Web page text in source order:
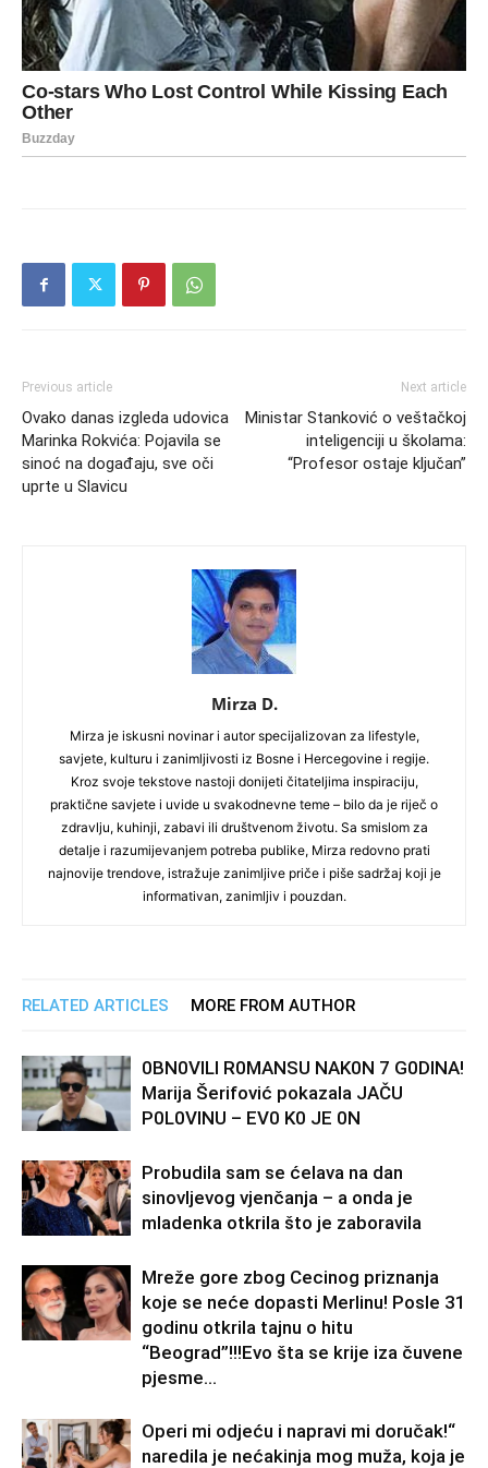
Previous article
Ovako danas izgleda udovica
Marinka Rokvića: Pojavila se
sinoć na događaju, sve oči
uprte u Slavicu
Next article
Ministar Stanković o veštačkoj
inteligenciji u školama:
“Profesor ostaje ključan”
Mirza D.
Mirza je iskusni novinar i autor specijalizovan za lifestyle,
savjete, kulturu i zanimljivosti iz Bosne i Hercegovine i regije.
Kroz svoje tekstove nastoji donijeti čitateljima inspiraciju,
praktične savjete i uvide u svakodnevne teme – bilo da je riječ o
zdravlju, kuhinji, zabavi ili društvenom životu. Sa smislom za
detalje i razumijevanjem potreba publike, Mirza redovno prati
najnovije trendove, istražuje zanimljive priče i piše sadržaj koji je
informativan, zanimljiv i pouzdan.
RELATED ARTICLES MORE FROM AUTHOR
0BN0VlLl R0MANSU NAK0N 7 G0DlNA!
Marija Šerifović pokazala JAČU
P0L0VINU – EV0 K0 JE 0N
Probudila sam se ćelava na dan
sinovljevog vjenčanja – a onda je
mladenka otkrila što je zaboravila
Mreže gore zbog Cecinog priznanja
koje se neće dopasti Merlinu! Posle 31
godinu otkrila tajnu o hitu
“Beograd”!!!Evo šta se krije iza čuvene
pjesme...
Operi mi odjeću i napravi mi doručak!“
naredila je nećakinja mog muža, koja je